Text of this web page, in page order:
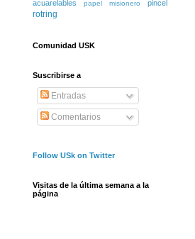
acuarelables
papel misionero pincel
rotring
Comunidad USK
Suscribirse a
Entradas
Comentarios
Follow USk on Twitter
Visitas de la última semana a la
página